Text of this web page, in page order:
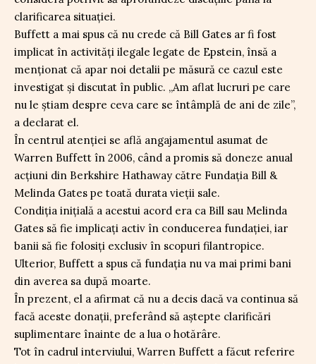
clarificarea situației.
Buffett a mai spus că nu crede că Bill Gates ar fi fost
implicat în activități ilegale legate de Epstein, însă a
menționat că apar noi detalii pe măsură ce cazul este
investigat și discutat în public. „Am aflat lucruri pe care
nu le știam despre ceva care se întâmplă de ani de zile”,
a declarat el.
În centrul atenției se află angajamentul asumat de
Warren Buffett în 2006, când a promis să doneze anual
acțiuni din Berkshire Hathaway către Fundația Bill &
Melinda Gates pe toată durata vieții sale.
Condiția inițială a acestui acord era ca Bill sau Melinda
Gates să fie implicați activ în conducerea fundației, iar
banii să fie folosiți exclusiv în scopuri filantropice.
Ulterior, Buffett a spus că fundația nu va mai primi bani
din averea sa după moarte.
În prezent, el a afirmat că nu a decis dacă va continua să
facă aceste donații, preferând să aștepte clarificări
suplimentare înainte de a lua o hotărâre.
Tot în cadrul interviului, Warren Buffett a făcut referire